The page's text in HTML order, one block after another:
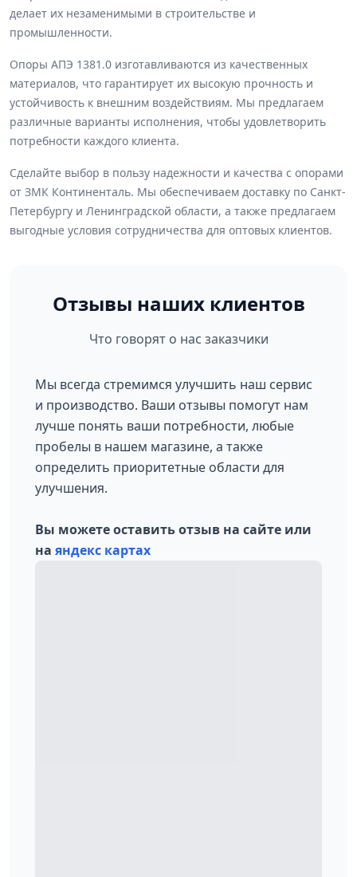
делает их незаменимыми в строительстве и
промышленности.
Опоры АПЭ 1381.0 изготавливаются из качественных
материалов, что гарантирует их высокую прочность и
устойчивость к внешним воздействиям. Мы предлагаем
различные варианты исполнения, чтобы удовлетворить
потребности каждого клиента.
Сделайте выбор в пользу надежности и качества с опорами
от ЗМК Континенталь. Мы обеспечиваем доставку по Санкт-
Петербургу и Ленинградской области, а также предлагаем
выгодные условия сотрудничества для оптовых клиентов.
Отзывы наших клиентов
Что говорят о нас заказчики
Мы всегда стремимся улучшить наш сервис
и производство. Ваши отзывы помогут нам
лучше понять ваши потребности, любые
пробелы в нашем магазине, а также
определить приоритетные области для
улучшения.
Вы можете оставить отзыв на сайте или
на яндекс картах